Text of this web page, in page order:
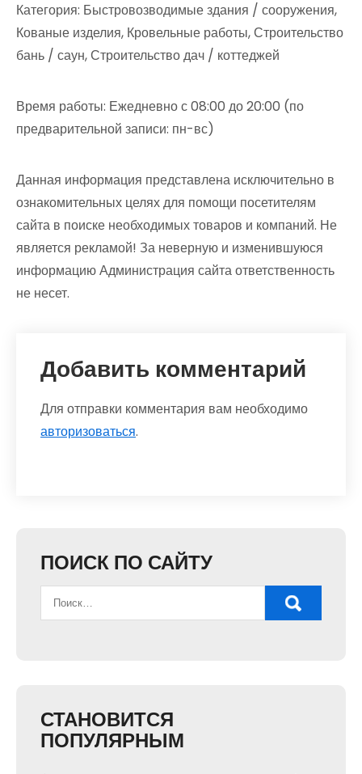
Категория: Быстровозводимые здания / сооружения,
Кованые изделия, Кровельные работы, Строительство
бань / саун, Строительство дач / коттеджей
Время работы: Ежедневно с 08:00 до 20:00 (по
предварительной записи: пн-вс)
Данная информация представлена исключительно в
ознакомительных целях для помощи посетителям
сайта в поиске необходимых товаров и компаний. Не
является рекламой! За неверную и изменившуюся
информацию Администрация сайта ответственность
не несет.
Добавить комментарий
Для отправки комментария вам необходимо
авторизоваться.
ПОИСК ПО САЙТУ
СТАНОВИТСЯ
ПОПУЛЯРНЫМ